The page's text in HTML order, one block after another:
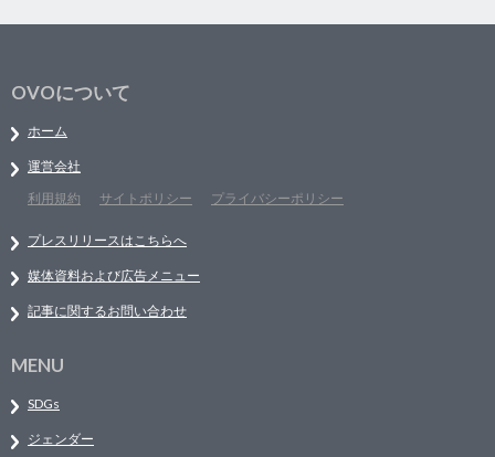
OVOについて
ホーム
運営会社
利用規約
サイトポリシー プライバシーポリシー
プレスリリースはこちらへ
媒体資料および広告メニュー
記事に関するお問い合わせ
MENU
SDGs
ジェンダー